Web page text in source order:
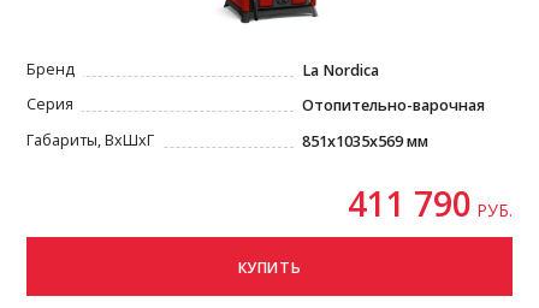
Бренд
La Nordica
Серия
Отопительно-варочная
Габариты, ВxШxГ
851x1035x569 мм
411 790 РУБ.
КУПИТЬ